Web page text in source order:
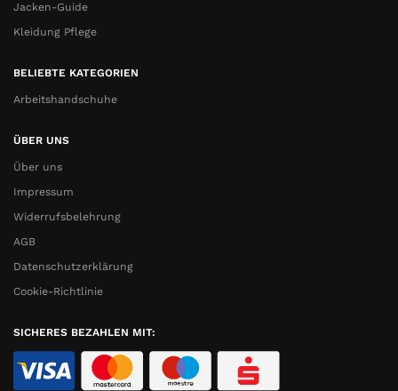
Jacken-Guide
Kleidung Pflege
BELIEBTE KATEGORIEN
Arbeitshandschuhe
ÜBER UNS
Über uns
Impressum
Widerrufsbelehrung
AGB
Datenschutzerklärung
Cookie-Richtlinie
SICHERES BEZAHLEN MIT: